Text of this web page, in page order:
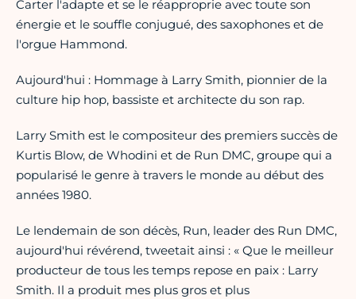
Carter l'adapte et se le réapproprie avec toute son
énergie et le souffle conjugué, des saxophones et de
l'orgue Hammond.
Aujourd'hui : Hommage à Larry Smith, pionnier de la
culture hip hop, bassiste et architecte du son rap.
Larry Smith est le compositeur des premiers succès de
Kurtis Blow, de Whodini et de Run DMC, groupe qui a
popularisé le genre à travers le monde au début des
années 1980.
Le lendemain de son décès, Run, leader des Run DMC,
aujourd'hui révérend, tweetait ainsi : « Que le meilleur
producteur de tous les temps repose en paix : Larry
Smith. Il a produit mes plus gros et plus